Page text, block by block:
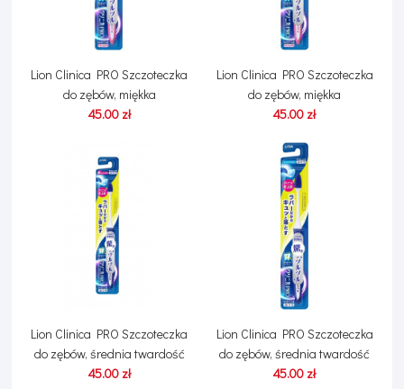
Lion Clinica PRO Szczoteczka
do zębów, miękka
45.00 zł
Lion Clinica PRO Szczoteczka
do zębów, miękka
45.00 zł
Lion Clinica PRO Szczoteczka
do zębów, średnia twardość
45.00 zł
Lion Clinica PRO Szczoteczka
do zębów, średnia twardość
45.00 zł